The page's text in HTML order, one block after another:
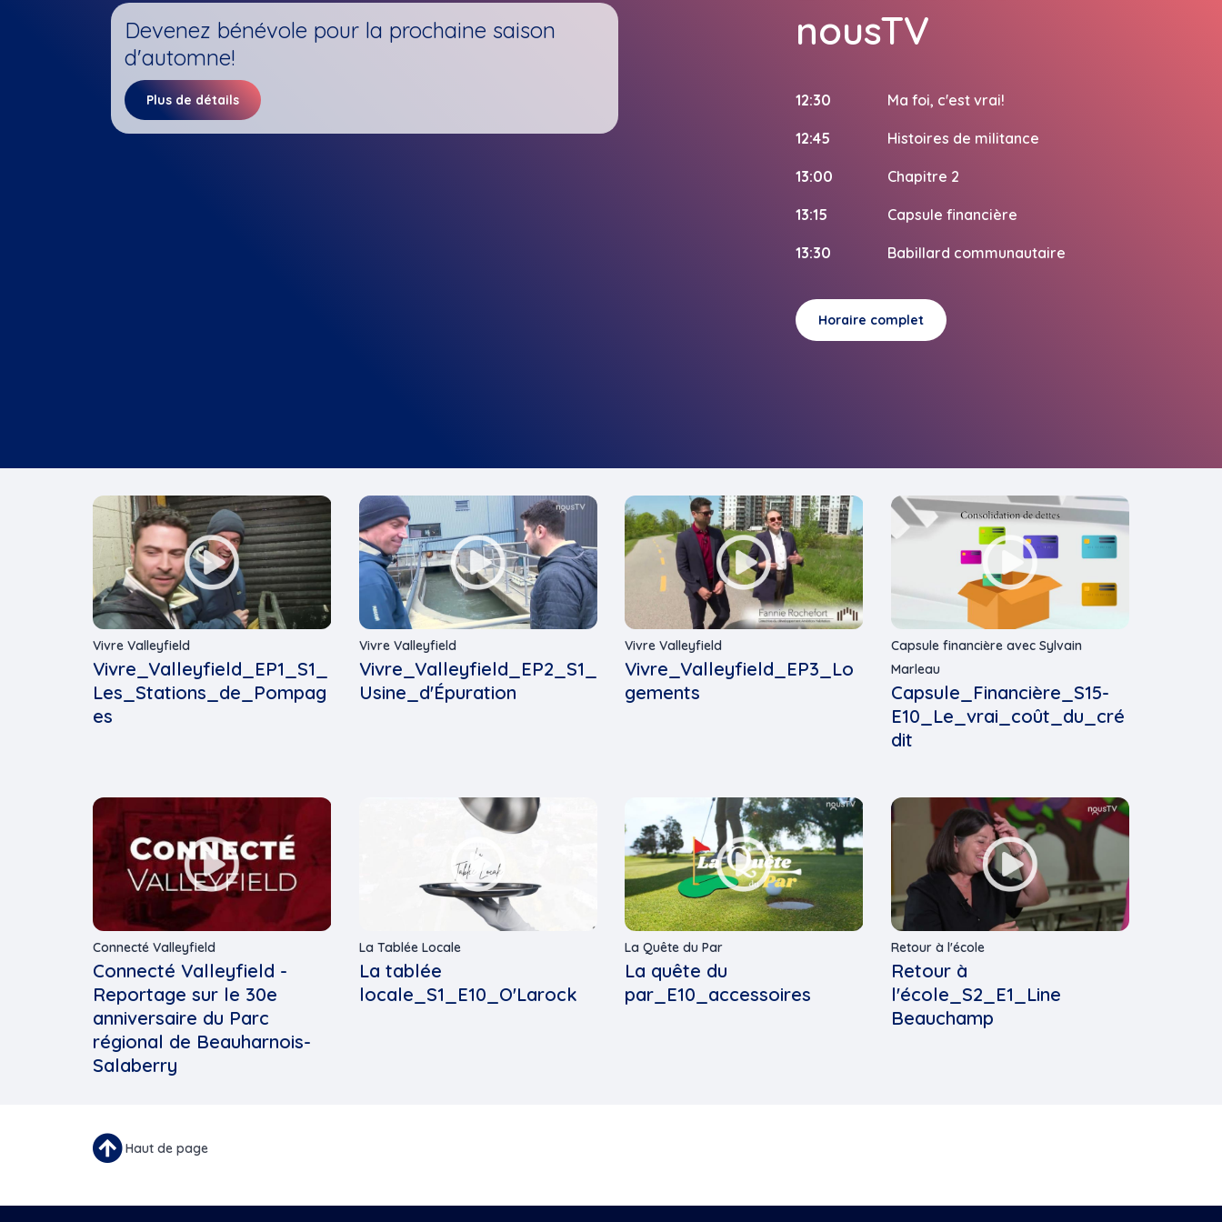
Devenez bénévole pour la prochaine saison
d'automne!
Plus de détails
nousTV
12:30 Ma foi, c'est vrai!
12:45 Histoires de militance
13:00 Chapitre 2
13:15 Capsule financière
13:30 Babillard communautaire
Horaire complet
Vivre Valleyfield
Vivre_Valleyfield_EP1_S1_
Les_Stations_de_Pompag
es
Vivre Valleyfield
Vivre_Valleyfield_EP2_S1_
Usine_d'Épuration
Vivre Valleyfield
Vivre_Valleyfield_EP3_Lo
gements
Capsule financière avec Sylvain
Marleau
Capsule_Financière_S15-
E10_Le_vrai_coût_du_cré
dit
Connecté Valleyfield
Connecté Valleyfield -
Reportage sur le 30e
anniversaire du Parc
régional de Beauharnois-
Salaberry
La Tablée Locale
La tablée
locale_S1_E10_O'Larock
La Quête du Par
La quête du
par_E10_accessoires
Retour à l'école
Retour à
l'école_S2_E1_Line
Beauchamp
Haut de page